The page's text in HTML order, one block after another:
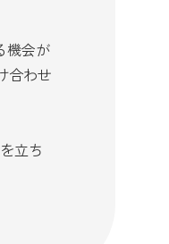
機会が
合わせ
立ち